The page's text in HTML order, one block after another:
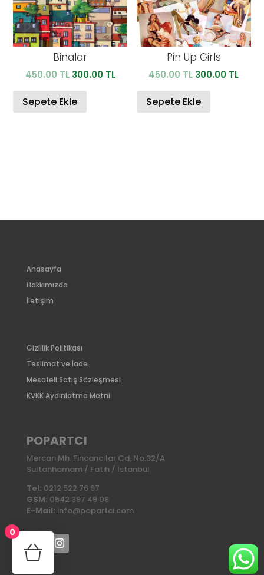
Binalar
450.00TL Orijinal
450.00 TL.
300.00 TLŞu
300.00 TL.
Sepete Ekle
Pin Up Girls
450.00TL Orijinal
450.00 TL.
300.00 TLŞu
Sepete Ekle
Anasayfa
Hakkımızda
İletişim
Gizlilik Politikası
Teslimat ve İade
Mesafeli Satış Sözleşmesi
KVKK Aydınlatma Metni
POPARTCI
Mercan Mh. Fincancılar Cd. No:32/A
Sultanhamam / Fatih / İstanbul
Tel: 0212 522 76 97
GSM: 0542 397 49 08
E-Mail: info@popartci.com
0